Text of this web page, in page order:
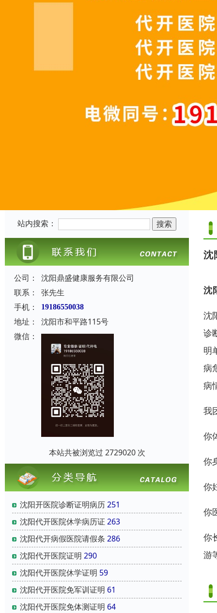
站内搜索：
公司：
沈阳鼎盛健康服务有限公司
联系：
张先生
手机：
19186550038
地址：
沈阳市和平路115号
微信：
本站共被浏览过 2729020 次
沈阳开医院诊断证明病历251
沈阳代开医院休学病历证 263
沈阳代开病假医院请假条 286
沈阳代开医院证明 290
沈阳代开医院休学证明 59
沈阳代开医院免军训证明 61
沈阳代开医院免体测证明 64
沈
沈
沈
诊
明
病
病
我
你
你
你
你
你
游